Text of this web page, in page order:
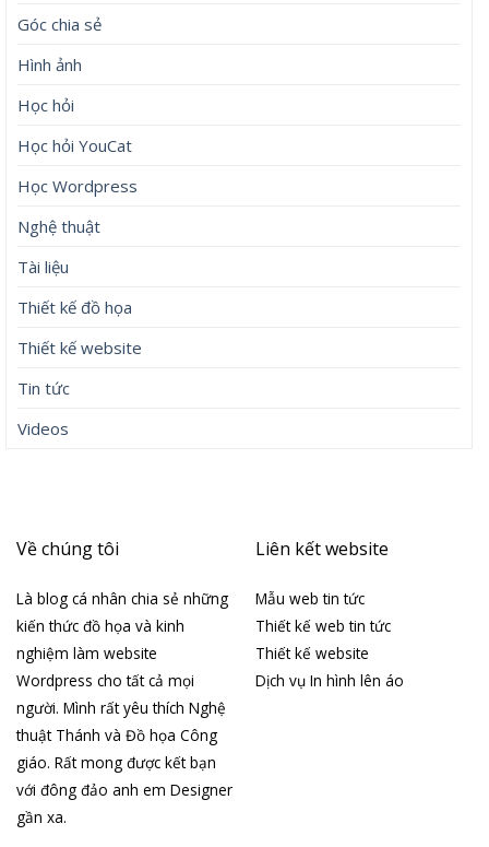
Góc chia sẻ
Hình ảnh
Học hỏi
Học hỏi YouCat
Học Wordpress
Nghệ thuật
Tài liệu
Thiết kế đồ họa
Thiết kế website
Tin tức
Videos
Về chúng tôi
Là blog cá nhân chia sẻ những
kiến thức đồ họa và kinh
nghiệm làm website
Wordpress cho tất cả mọi
người. Mình rất yêu thích Nghệ
thuật Thánh và Đồ họa Công
giáo. Rất mong được kết bạn
với đông đảo anh em Designer
gần xa.
Liên kết website
Mẫu web tin tức
Thiết kế web tin tức
Thiết kế website
Dịch vụ In hình lên áo